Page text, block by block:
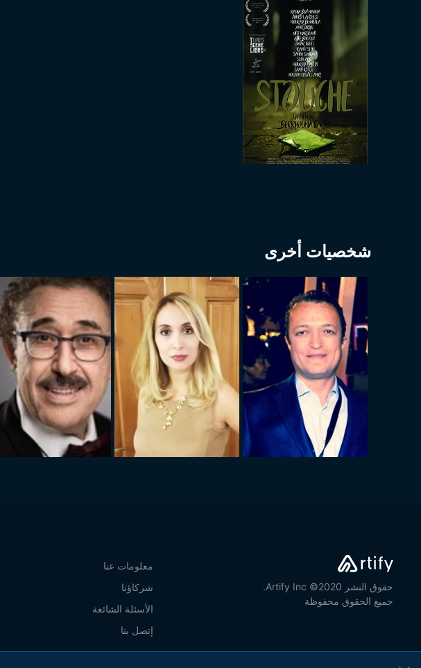
شخصيات أخرى
حقوق النشر 2020© Artify Inc.
جميع الحقوق محفوظة
معلومات عنا
شركاؤنا
الأسئلة الشائعة
إتصل بنا